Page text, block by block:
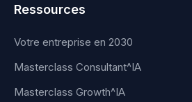
Ressources
Votre entreprise en 2030
Masterclass Consultant^IA
Masterclass Growth^IA